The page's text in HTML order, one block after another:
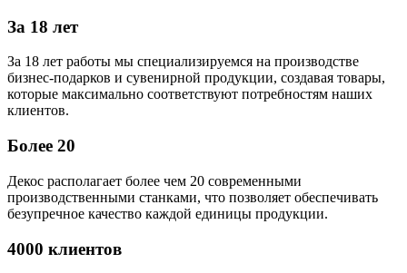
За 18 лет
За 18 лет работы мы специализируемся на производстве
бизнес-подарков и сувенирной продукции, создавая товары,
которые максимально соответствуют потребностям наших
клиентов.
Более 20
Декос располагает более чем 20 современными
производственными станками, что позволяет обеспечивать
безупречное качество каждой единицы продукции.
4000 клиентов